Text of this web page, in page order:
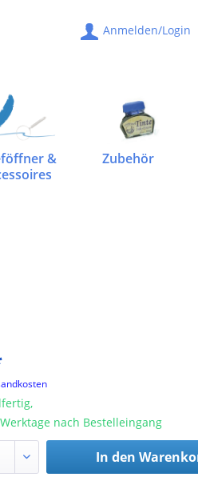
Anmelden/Login
&
Zubehör
nach Bestelleingang
In den